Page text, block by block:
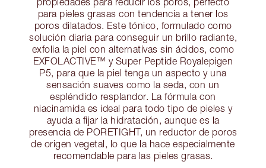
para pieles grasas con tendencia a tener los
poros dilatados. Este tónico, formulado como
solución diaria para conseguir un brillo radiante,
exfolia la piel con alternativas sin ácidos, como
EXFOLACTIVE™ y Super Peptide Royalepigen
P5, para que la piel tenga un aspecto y una
sensación suaves como la seda, con un
espléndido resplandor. La fórmula con
niacinamida es ideal para todo tipo de pieles y
ayuda a fijar la hidratación, aunque es la
presencia de PORETIGHT, un reductor de poros
de origen vegetal, lo que la hace especialmente
recomendable para las pieles grasas.